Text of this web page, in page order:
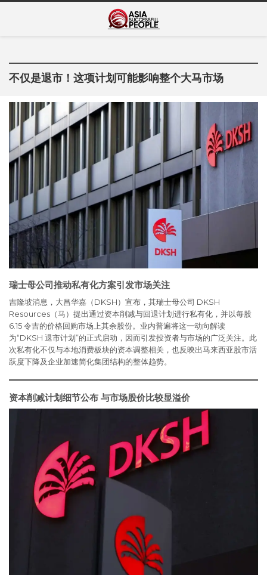
Asia Successful
People
不仅是退市！这项计划可能影响整个大马市场
瑞士母公司推动私有化方案引发市场关注
吉隆坡消息，大昌华嘉（DKSH）宣布，其瑞士母公司 DKSH
Resources（马）提出通过资本削减与回退计划进行私有化 ，并以每股
6.15 令吉的价格回购市场上其余股份。业内普遍将这一动向解读
为“DKSH 退市计划”的正式启动，因而引发投资者与市场的广泛关注。此
次私有化不仅与本地消费板块的资本调整相关，也反映出马来西亚股市活
跃度下降及企业加速简化集团结构的整体趋势。
资本削减计划细节公布 与市场股价比较显溢价